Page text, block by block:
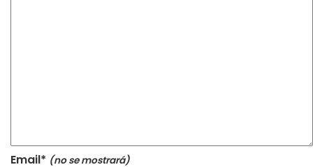
Email* (no se mostrará)